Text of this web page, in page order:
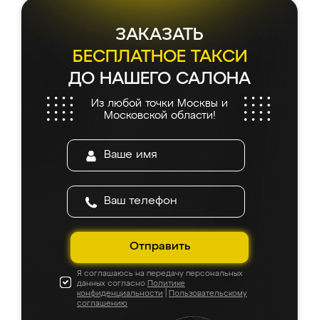
ЗАКАЗАТЬ
БЕСПЛАТНОЕ ТАКСИ
ДО НАШЕГО САЛОНА
Из любой точки Москвы и
Московской области!
Отправить
Я соглашаюсь на передачу персональных
данных согласно Политике
конфиденциальности
Пользовательскому
соглашению